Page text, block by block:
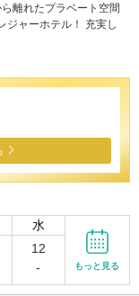
離れたプラベート空間
ジャーホテル！ 充実し
水
12
-
もっと見る